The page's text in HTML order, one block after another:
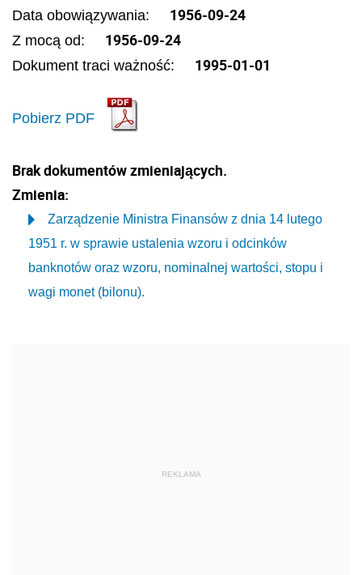
Data obowiązywania: 1956-09-24
Z mocą od: 1956-09-24
Dokument traci ważność: 1995-01-01
Pobierz PDF
Brak dokumentów zmieniających.
Zmienia:
Zarządzenie Ministra Finansów z dnia 14 lutego
1951 r. w sprawie ustalenia wzoru i odcinków
banknotów oraz wzoru, nominalnej wartości, stopu i
wagi monet (bilonu).